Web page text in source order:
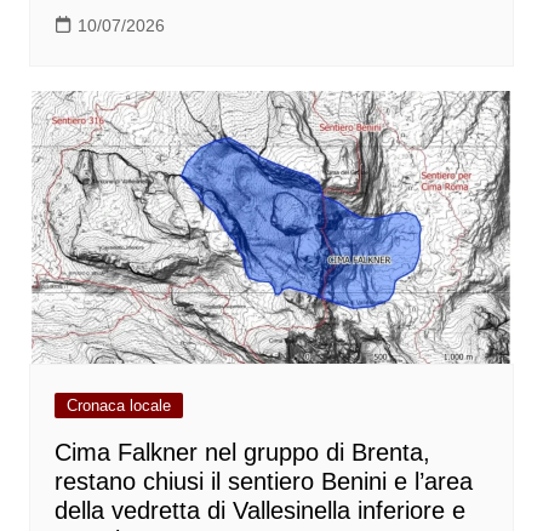
10/07/2026
Cronaca locale
Cima Falkner nel gruppo di Brenta,
restano chiusi il sentiero Benini e l’area
della vedretta di Vallesinella inferiore e